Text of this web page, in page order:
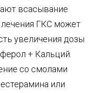
всасывание
ГКС может
увеличения дозы
+ Кальций.
со смолами
или